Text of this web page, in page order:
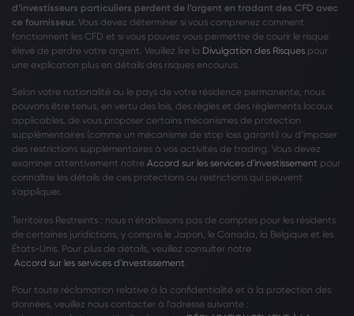
d’investisseurs particuliers perdent de l’argent en tradant des CFD avec
ce fournisseur. Vous devez déterminer si vous comprenez comment
fonctionnent les CFD et si vous pouvez vous permettre de courir le risque
élevé de perdre votre argent. Veuillez lire la Divulgation des Risques pour
une explication plus en détails des risques encourus.
Selon votre nationalité ou le pays de votre résidence permanente, nous
pouvons être tenus, en vertu des lois, des règles et des règlements locaux
applicables, de vous proposer certains mécanismes de protection
supplémentaires (comme un mécanisme de stop loss garanti) ou d’imposer
des restrictions supplémentaires à vos activités de trading. Vous devez
examiner attentivement notre Accord sur les services d'investissement pour
connaître les détails de ces protections ou restrictions qui peuvent
s'appliquer.
Territoires Restreints : nous n'établissons pas de comptes pour les résidents
de certaines juridictions, y compris le Japon, le Canada, la Belgique et les
États-Unis. Pour plus de détails, veuillez consulter notre
Accord sur les services d'investissement
Pour toute réclamation relative à la confidentialité et à la protection des
données, veuillez nous contacter à l'adresse suivante :